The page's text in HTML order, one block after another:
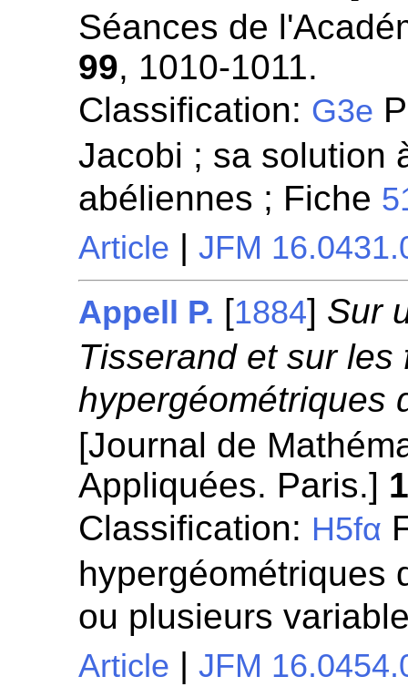
Séances de
99, 1010-1011.
Classification: G3e
Jacobi ; sa solution
abéliennes ; Fiche
Article |JFM
Appell P. [1884] Sur
Tisserand et sur les
hypergéométriques
[Journal de
Appliquées. Paris.]
Classification: H5fα
hypergéométriques
ou plusieurs
Article |JFM